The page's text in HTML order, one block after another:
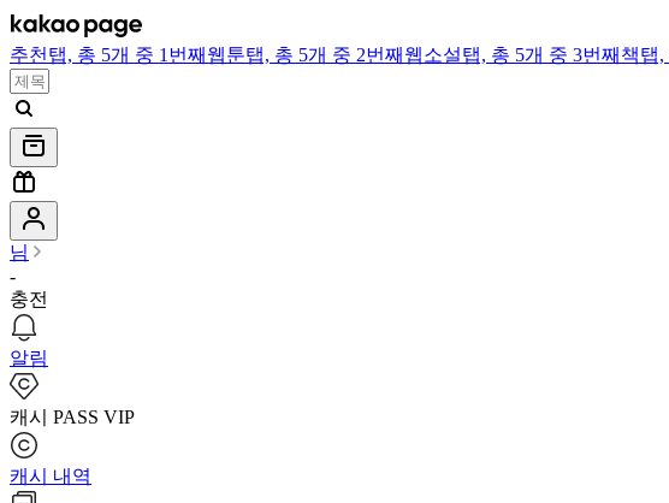
추천 탭, 총 5개 중 1번째 웹툰탭, 총 5개 중 2번째 웹소설탭, 총 5개 중 3번째 책탭,
님
-
충전
알림
캐시 PASS VIP
캐시 내역